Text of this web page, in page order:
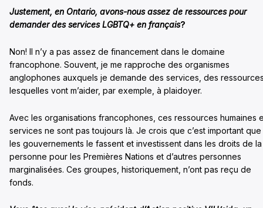
Justement, en Ontario, avons-nous assez de ressources pour
demander des services LGBTQ+ en français?
Non! Il n’y a pas assez de financement dans le domaine
francophone. Souvent, je me rapproche des organismes
anglophones auxquels je demande des services, des
lesquelles vont m’aider, par exemple, à plaidoyer.
Avec les organisations francophones, ces ressources humaines
services ne sont pas toujours là. Je crois que c’est important que
les gouvernements le fassent et investissent dans les droits de la
personne pour les Premières Nations et d’autres personnes
marginalisées. Ces groupes, historiquement, n’ont pas reçu de
fonds.